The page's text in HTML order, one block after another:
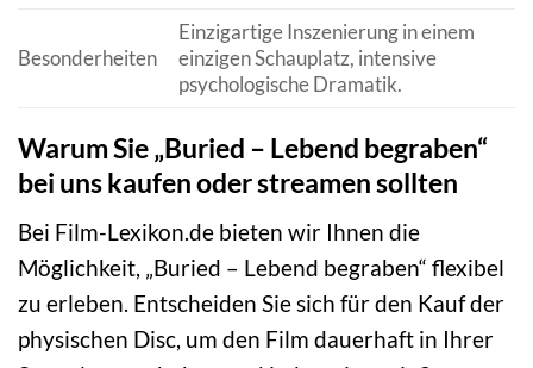
Besonderheiten
Einzigartige Inszenierung in einem
einzigen Schauplatz, intensive
psychologische Dramatik.
Warum Sie „Buried – Lebend begraben“
bei uns kaufen oder streamen sollten
Bei Film-Lexikon.de bieten wir Ihnen die
Möglichkeit, „Buried – Lebend begraben“ flexibel
zu erleben. Entscheiden Sie sich für den Kauf der
physischen Disc, um den Film dauerhaft in Ihrer